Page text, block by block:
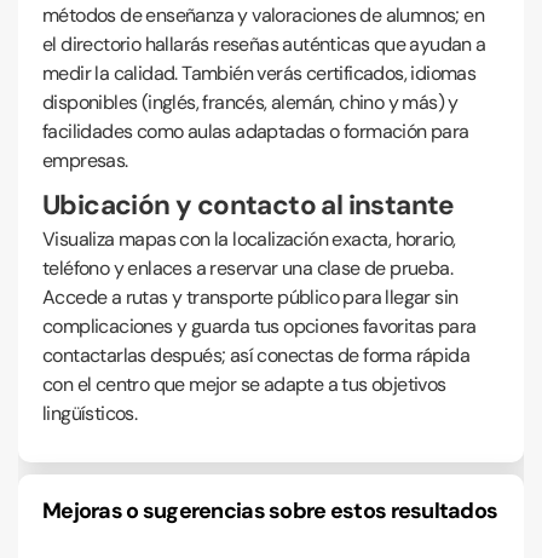
métodos de enseñanza y valoraciones de alumnos; en
el directorio hallarás reseñas auténticas que ayudan a
medir la calidad. También verás certificados, idiomas
disponibles (inglés, francés, alemán, chino y más) y
facilidades como aulas adaptadas o formación para
empresas.
Ubicación y contacto al instante
Visualiza mapas con la localización exacta, horario,
teléfono y enlaces a reservar una clase de prueba.
Accede a rutas y transporte público para llegar sin
complicaciones y guarda tus opciones favoritas para
contactarlas después; así conectas de forma rápida
con el centro que mejor se adapte a tus objetivos
lingüísticos.
Mejoras o sugerencias sobre estos resultados